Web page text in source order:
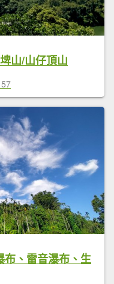
山/山仔頂山
布、雷音瀑布、生